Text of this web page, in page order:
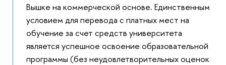
Вышке на коммерческой основе. Единственным
условием для перевода с платных мест на
обучение за счет средств университета
является успешное освоение образовательной
программы (без неудовлетворительных оценок